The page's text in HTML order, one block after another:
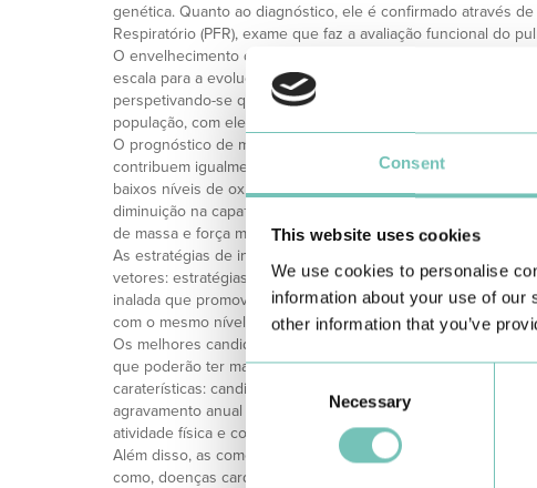
Consent
This website uses cookies
We use cookies to personalise
information about your use of
other information that you’ve
Consent
Necessary
genética. Quanto ao diagnóstico, ele é confirmado através
Respiratório (PFR), exame que faz a avaliação funcional do
O envelhecimento da população mundial é um fator que tem
escala para a evolução da DPOC, sendo considerada
perspetivando-se que em 2020 passe a ser a 3ª causa de
população, com elevadíssimos custos para as políticas de
O prognóstico de morte por DPOC aumenta com a idade.
contribuem igualmente para esse desfecho: resultados pobres
baixos níveis de oxigénio no sangue, hipersecreção crónica,
diminuição na capa¬cidade de realizar exercício, redução da
de massa e força muscular, baixo índice de massa corporal e
As estratégias de intervenção para o tratamento e
vetores: estratégias farmacológicas e não farmacológicas,
inalada que promove a dilatação das vias aéreas e exercício
com o mesmo nível de evidência no que respeita aos
Os melhores candidatos aos Programas de Reabilitação
que poderão ter maiores benefícios, serão os indivíduos
caraterísticas: candidatos com maior gravidade de sinais e
agravamento anual evidente nas PFR, com hiper¬secreção
atividade física e consequentemente com fraqueza muscular
Além disso, as comorbilidades que estão muitas vezes
como, doenças cardiovasculares, diabetes, os¬teoporose e